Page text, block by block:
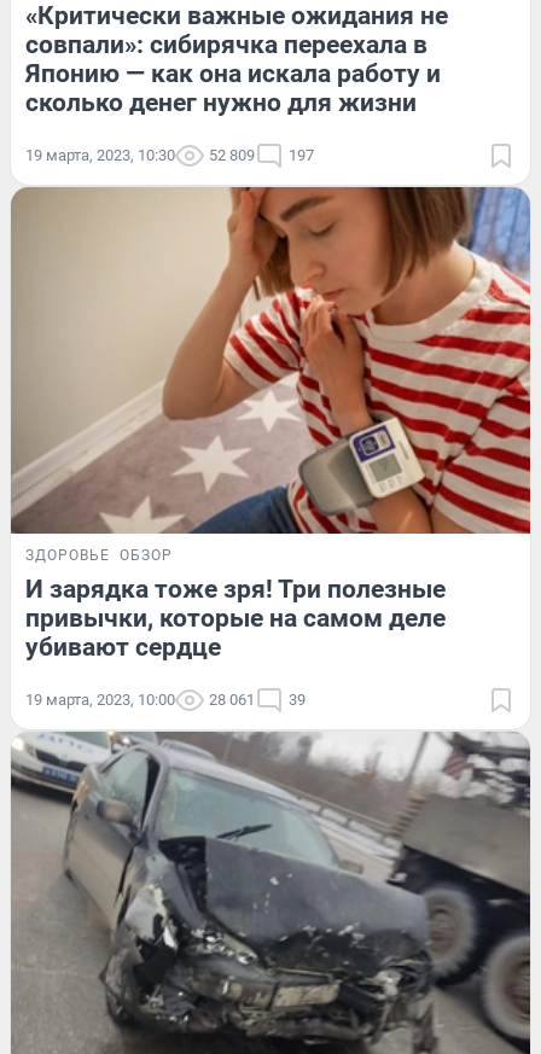
«Критически важные ожидания не
совпали»: сибирячка переехала в
Японию — как она искала работу и
сколько денег нужно для жизни
19 марта, 2023, 10:30 52 809 197
ЗДОРОВЬЕ ОБЗОР
И зарядка тоже зря! Три полезные
привычки, которые на самом деле
убивают сердце
19 марта, 2023, 10:00 28 061 39